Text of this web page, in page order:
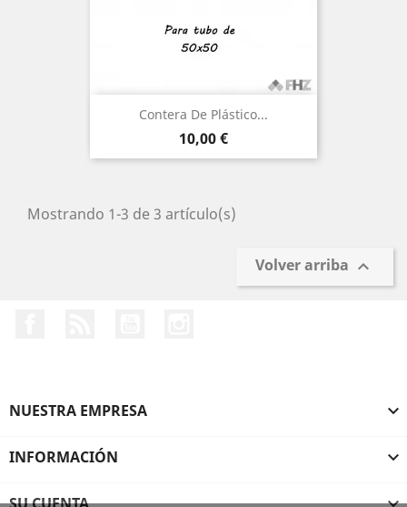
Contera De Plástico...
Precio
10,00 €
Mostrando 1-3 de 3 artículo(s)
Volver arriba 
NUESTRA EMPRESA 
INFORMACIÓN 